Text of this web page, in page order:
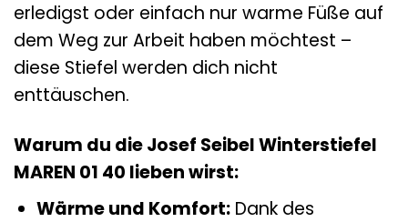
erledigst oder einfach nur warme Füße auf
dem Weg zur Arbeit haben möchtest –
diese Stiefel werden dich nicht
enttäuschen.
Warum du die Josef Seibel Winterstiefel
MAREN 01 40 lieben wirst:
Wärme und Komfort:Dank des